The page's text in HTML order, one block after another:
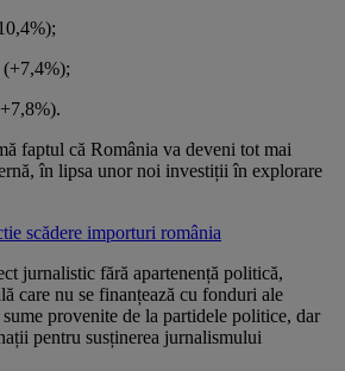
faptul că România va deveni tot mai
în lipsa unor noi investiții în explorare
scădere importuri românia
jurnalistic fără apartenență politică,
care nu se finanțează cu fonduri ale
provenite de la partidele politice, dar
pentru susținerea jurnalismului